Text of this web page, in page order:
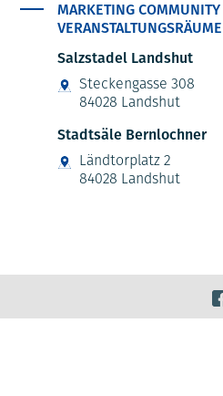
MARKETING COMMUNITY
VERANSTALTUNGSRÄUME
Salzstadel Landshut
Steckengasse 308
84028 Landshut
Stadtsäle Bernlochner
Ländtorplatz 2
84028 Landshut